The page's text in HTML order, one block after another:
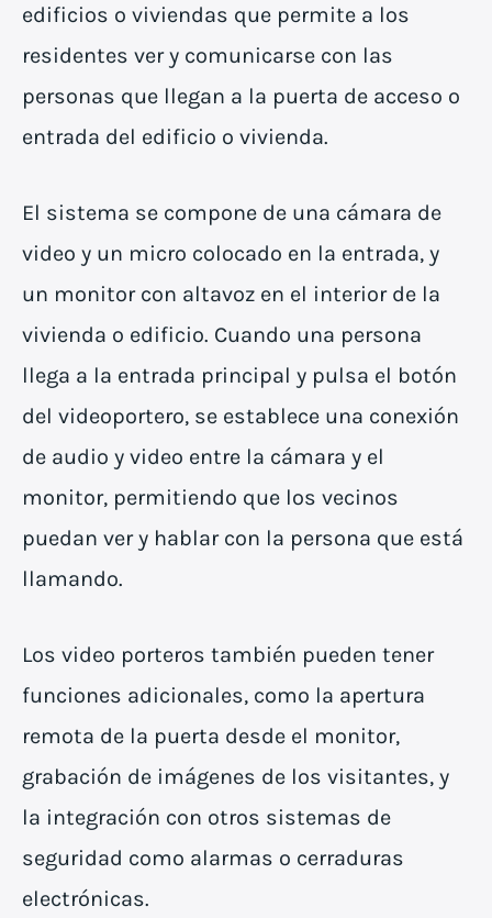
edificios o viviendas que permite a los
residentes ver y comunicarse con las
personas que llegan a la puerta de acceso o
entrada del edificio o vivienda.
El sistema se compone de una cámara de
video y un micro colocado en la entrada, y
un monitor con altavoz en el interior de la
vivienda o edificio. Cuando una persona
llega a la entrada principal y pulsa el botón
del videoportero, se establece una conexión
de audio y video entre la cámara y el
monitor, permitiendo que los vecinos
puedan ver y hablar con la persona que está
llamando.
Los video porteros también pueden tener
funciones adicionales, como la apertura
remota de la puerta desde el monitor,
grabación de imágenes de los visitantes, y
la integración con otros sistemas de
seguridad como alarmas o cerraduras
electrónicas.